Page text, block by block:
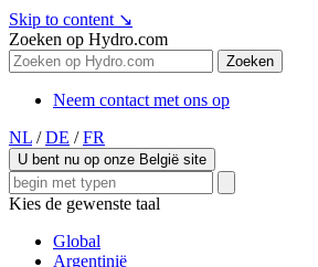
Skip to content ↘
Zoeken op Hydro.com
Zoeken
Neem contact met ons op
NL / DE / FR
U bent nu op onze België site
Kies de gewenste taal
Global
Argentinië